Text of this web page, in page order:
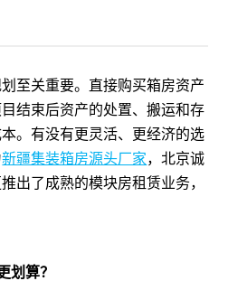
至关重要。直接购买箱房资产
结束后资产的处置、搬运和存
。有没有更灵活、更经济的选
新疆集装箱房源头厂家，北京诚
出了成熟的模块房租赁业务，
划算？